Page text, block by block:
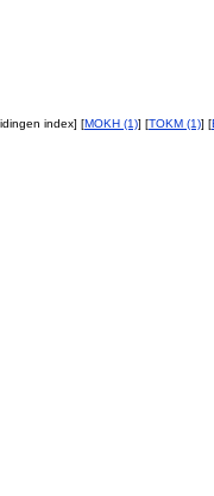
index] [MOKH (1)] [TOKM (1)] [